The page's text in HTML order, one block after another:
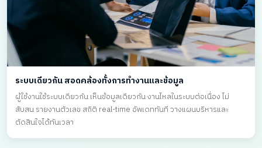
ระบบเดียวกัน สอดคล้องทั้งการทำงานและข้อมูล
ผู้ใช้งานใช้ระบบเดียวกัน เห็นข้อมูลเดียวกัน งานไหลในระบบต่อเนื่อง ไม่
สับสน รายงานตัวเลข สถิติ real-time อัพเดททันที วางแผนบริหารและ
ตัดสินใจได้ทันเวลา